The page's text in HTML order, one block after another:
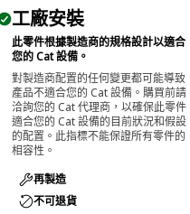
工廠安裝
此零件根據製造商的規格設計以適合
您的 Cat 設備。
對製造商配置的任何變更都可能導致
產品不適合您的 Cat 設備。購買前請
洽詢您的 Cat 代理商，以確保此零件
適合您的 Cat 設備的目前狀況和假設
的配置。此指標不能保證所有零件的
相容性。
再製造
不可退貨